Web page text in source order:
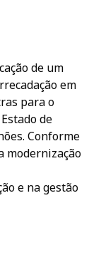
de um
em
para o
de
Conforme
modernização
e na gestão